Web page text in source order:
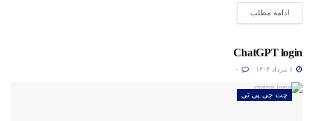
ادامه مطلب
ChatGPT login
چت جی پی تی